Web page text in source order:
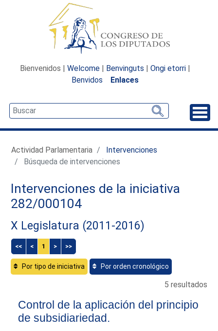
Bienvenidos | Welcome | Benvinguts | Ongi etorri |
Benvidos
Enlaces
Actividad Parlamentaria
Intervenciones
Búsqueda de intervenciones
Intervenciones de la iniciativa
282/000104
X Legislatura (2011-2016)
<< < 1 > >>
Por tipo de iniciativa Por orden cronológico
5 resultados
Control de la aplicación del principio
de subsidiariedad.